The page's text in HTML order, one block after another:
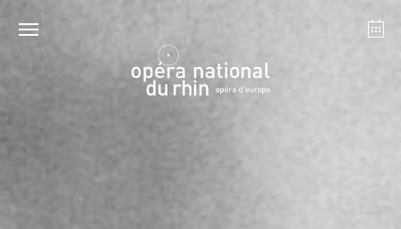
Strasbourg